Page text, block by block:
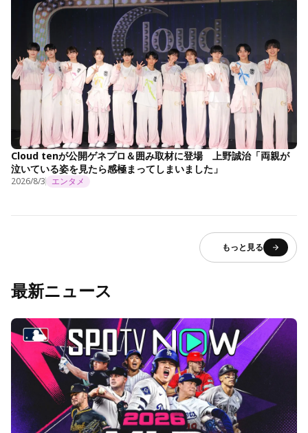
Cloud tenが公開ゲネプロ＆囲み取材に登場 上野誠治「両親が
泣いている姿を見たら感極まってしまいました」
2026/8/3 エンタメ
もっと見る
最新ニュース